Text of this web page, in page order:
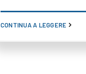
CONTINUA A LEGGERE